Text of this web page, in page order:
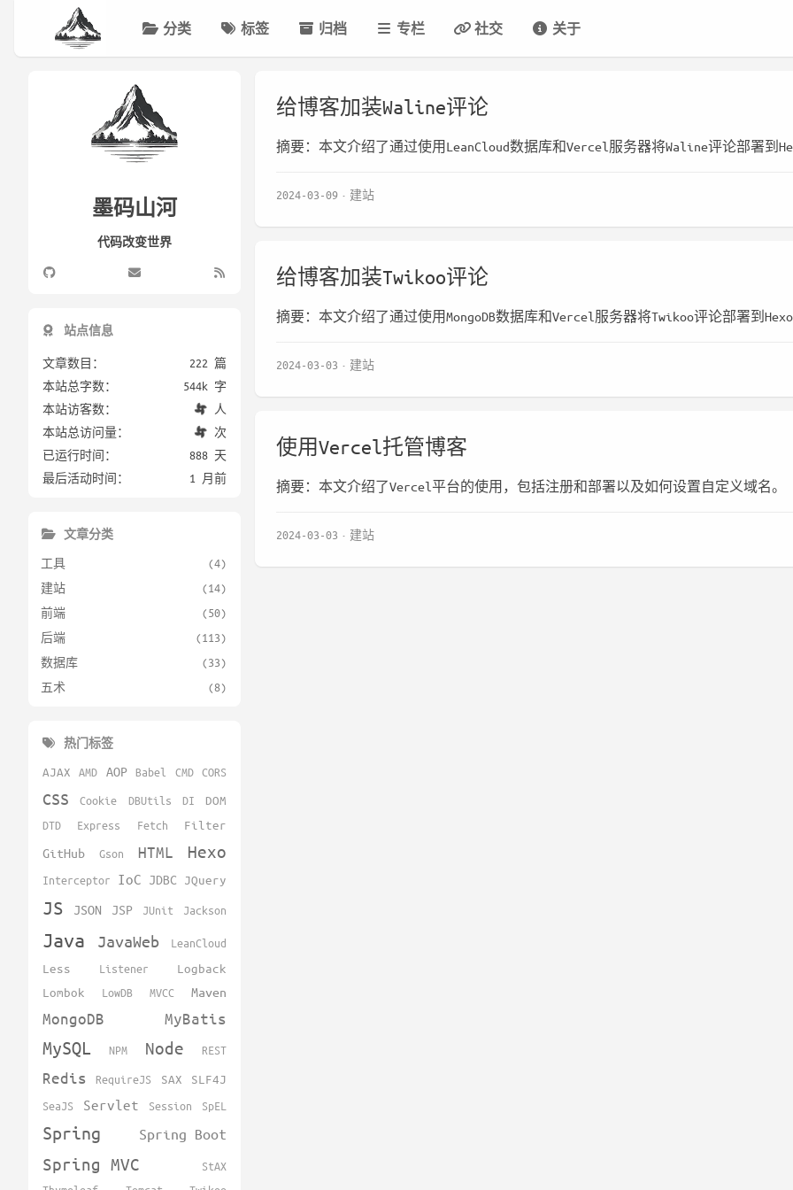
分类 标签 归档 专栏 社交 关于
给博客加装Waline评论
摘要：本文介绍了通过使用LeanCloud数据库和Vercel服务器将Waline评论部署到
2024-03-09 建站
给博客加装Twikoo评论
摘要：本文介绍了通过使用MongoDB数据库和Vercel服务器将Twikoo评论部署到
2024-03-03 建站
使用Vercel托管博客
摘要：本文介绍了Vercel平台的使用，包括注册和部署以及如何设置自定义域名。
2024-03-03 建站
墨码山河
代码改变世界
站点信息
文章数目：
222 篇
本站总字数：
544k 字
本站访客数：
人
本站总访问量：
次
已运行时间：
888 天
最后活动时间：
1 月前
文章分类
工具
(4)
建站
(14)
前端
(50)
后端
(113)
数据库
(33)
五术
(8)
热门标签
AJAX
AMD AOP Babel CMD CORS
CSS Cookie DBUtils DI
DOM
DTD
Express Fetch Filter
GitHub Gson HTML Hexo
Interceptor IoC JDBC JQuery
JS JSON JSP JUnit Jackson
Java JavaWeb
LeanCloud
Less
Listener
Logback
Lombok
LowDB MVCC Maven
MongoDB MyBatis
MySQL NPM Node REST
Redis RequireJS SAX
SLF4J
SeaJS
Servlet Session SpEL
Spring Spring Boot
Spring MVC
StAX